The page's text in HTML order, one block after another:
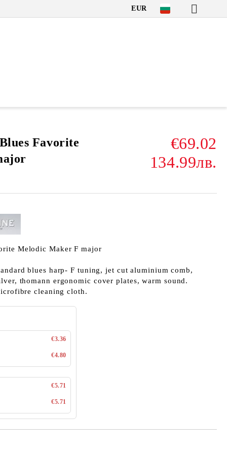
EUR
Favorite
€69.02
134.99лв.
Melodic Maker F major
blues harp- F tuning, jet cut aluminium comb,
thomann ergonomic cover plates, warm sound.
cleaning cloth.
€3.36
€4.80
€5.71
€5.71